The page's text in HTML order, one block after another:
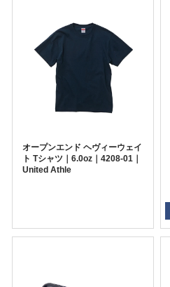
オープンエンド ヘヴィーウェイ
ト Tシャツ｜6.0oz｜4208-01｜
United Athle